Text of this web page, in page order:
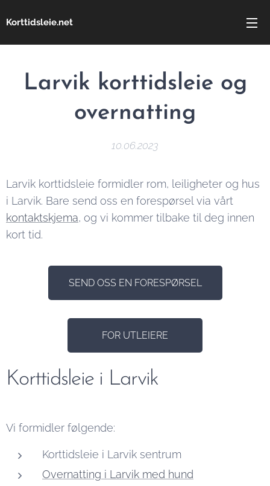
Korttidsleie.net
Larvik korttidsleie og
overnatting
10.06.2023
Larvik korttidsleie formidler rom, leiligheter og hus
i Larvik. Bare send oss en forespørsel via vårt
kontaktskjema, og vi kommer tilbake til deg innen
kort tid.
SEND OSS EN FORESPØRSEL
FOR UTLEIERE
Korttidsleie i Larvik
Vi formidler følgende:
Korttidsleie i Larvik sentrum
Overnatting i Larvik med hund